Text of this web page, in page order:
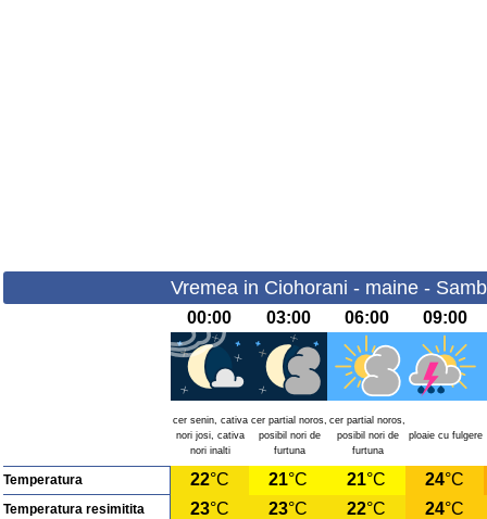
Vremea in Ciohorani - maine -
00:00 03:00 06:00 09:00
cer senin, cativa
nori josi, cativa
nori inalti
cer partial noros,
posibil nori de
furtuna
cer partial noros,
posibil nori de
furtuna
ploaie cu fulgere
Temperatura 22°C 21°C 21°C 24°C
Temperatura resimitita 23°C 23°C 22°C 24°C